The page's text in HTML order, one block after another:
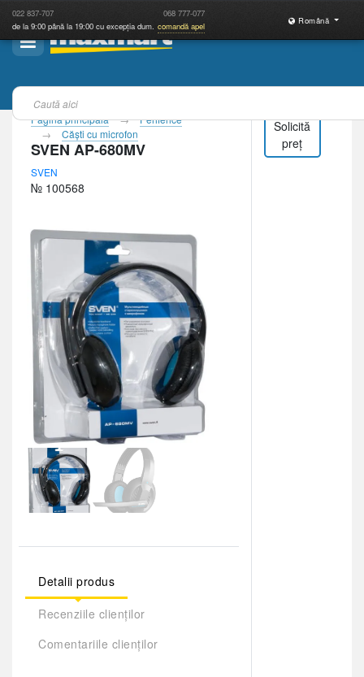
022 837-707 068 777-077
de la 9:00 până la 19:00 cu excepția dum. comandă apel
Română
Pagina principală
Periferice
Căşti cu microfon
SVEN AP-680MV
SVEN
№ 100568
Detalii produs
Recenziile clienților
Comentariile clienților
Solicită
preț